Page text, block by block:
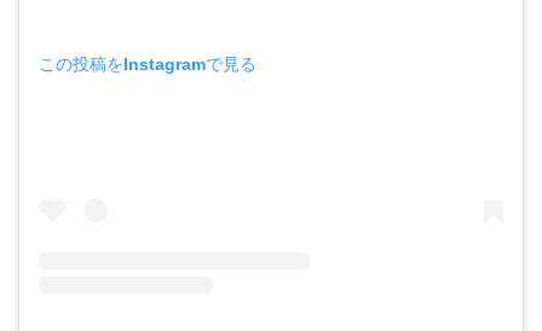
この投稿をInstagramで見る